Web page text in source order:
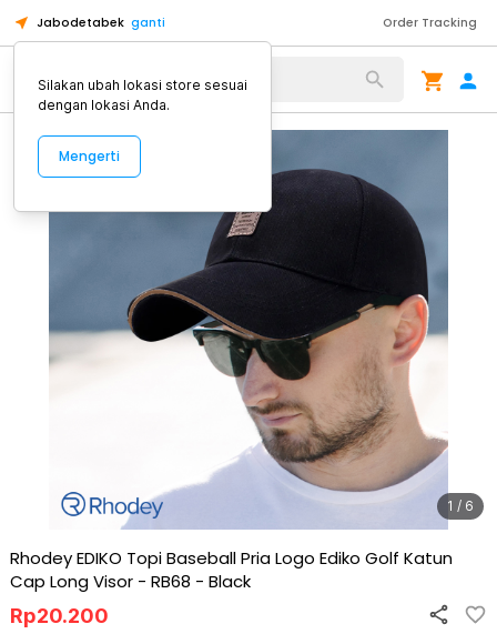
Jabodetabek ganti Order Tracking
Alat Kopi
1 / 6
Rhodey EDIKO Topi Baseball Pria Logo Ediko Golf Katun
Cap Long Visor - RB68 - Black
Rp20.200
Silakan ubah lokasi store sesuai
dengan lokasi Anda.
Mengerti